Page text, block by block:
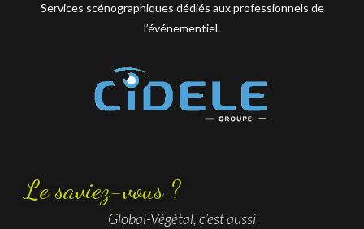
Services scénographiques dédiés aux professionnels de
l’événementiel.
Le saviez-vous ?
Global-Végétal, c’est aussi